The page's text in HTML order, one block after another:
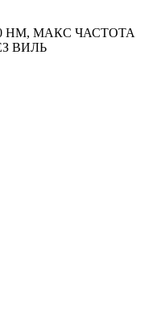
МАКС ЧАСТОТА
ВИЛЬ